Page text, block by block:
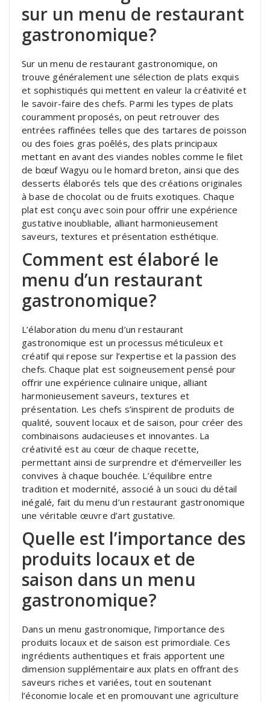
sur un menu de restaurant
gastronomique?
Sur un menu de restaurant gastronomique, on
trouve généralement une sélection de plats exquis
et sophistiqués qui mettent en valeur la créativité et
le savoir-faire des chefs. Parmi les types de plats
couramment proposés, on peut retrouver des
entrées raffinées telles que des tartares de poisson
ou des foies gras poêlés, des plats principaux
mettant en avant des viandes nobles comme le filet
de bœuf Wagyu ou le homard breton, ainsi que des
desserts élaborés tels que des créations originales
à base de chocolat ou de fruits exotiques. Chaque
plat est conçu avec soin pour offrir une expérience
gustative inoubliable, alliant harmonieusement
saveurs, textures et présentation esthétique.
Comment est élaboré le
menu d’un restaurant
gastronomique?
L’élaboration du menu d’un restaurant
gastronomique est un processus méticuleux et
créatif qui repose sur l’expertise et la passion des
chefs. Chaque plat est soigneusement pensé pour
offrir une expérience culinaire unique, alliant
harmonieusement saveurs, textures et
présentation. Les chefs s’inspirent de produits de
qualité, souvent locaux et de saison, pour créer des
combinaisons audacieuses et innovantes. La
créativité est au cœur de chaque recette,
permettant ainsi de surprendre et d’émerveiller les
convives à chaque bouchée. L’équilibre entre
tradition et modernité, associé à un souci du détail
inégalé, fait du menu d’un restaurant gastronomique
une véritable œuvre d’art gustative.
Quelle est l’importance des
produits locaux et de
saison dans un menu
gastronomique?
Dans un menu gastronomique, l’importance des
produits locaux et de saison est primordiale. Ces
ingrédients authentiques et frais apportent une
dimension supplémentaire aux plats en offrant des
saveurs riches et variées, tout en soutenant
l’économie locale et en promouvant une agriculture